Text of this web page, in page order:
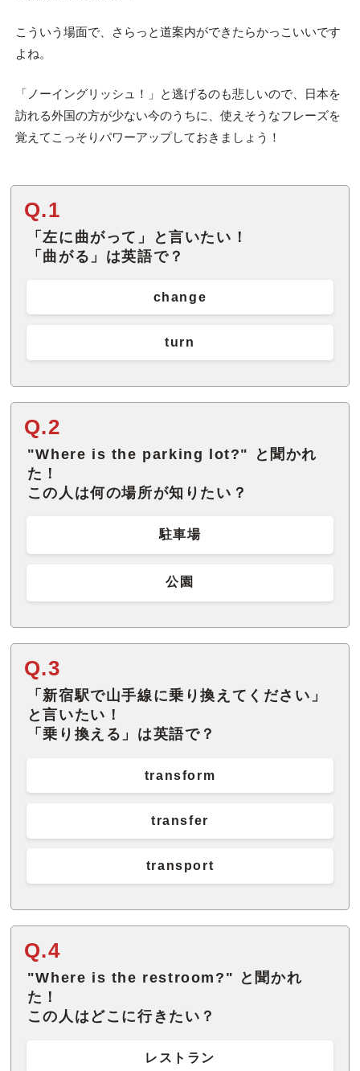
こういう場面で、さらっと道案内ができたらかっこいいです
よね。
「ノーイングリッシュ！」と逃げるのも悲しいので、日本を
訪れる外国の方が少ない今のうちに、使えそうなフレーズを
覚えてこっそりパワーアップしておきましょう！
Q.1
「左に曲がって」と言いたい！
「曲がる」は英語で？
change
turn
Q.2
"Where is the parking lot?" と聞かれ
た！
この人は何の場所が知りたい？
駐車場
公園
Q.3
「新宿駅で山手線に乗り換えてください」
と言いたい！
「乗り換える」は英語で？
transform
transfer
transport
Q.4
"Where is the restroom?" と聞かれ
た！
この人はどこに行きたい？
レストラン